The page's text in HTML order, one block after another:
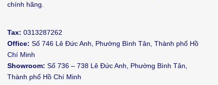
chính hãng.
Tax: 0313287262
Office: Số 746 Lê Đức Anh, Phường Bình Tân, Thành phố Hồ
Chí Minh
Showroom: Số 736 – 738 Lê Đức Anh, Phường Bình Tân,
Thành phố Hồ Chí Minh